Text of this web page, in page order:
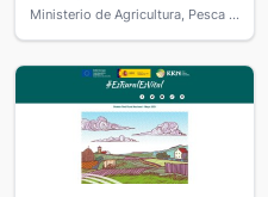
Ministerio de Agricultura, Pesca y Alimentación